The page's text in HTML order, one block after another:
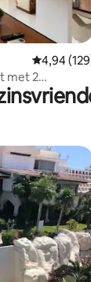
449 recensies
4,94
met 2
strand!